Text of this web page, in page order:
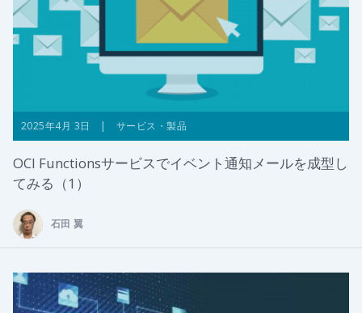
2025年4月 3日 | サービス・製品
OCI Functionsサービスでイベント通知メールを成型し
てみる（1）
石田 翼